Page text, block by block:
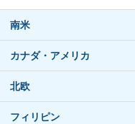
南米
カナダ・アメリカ
北欧
フィリピン